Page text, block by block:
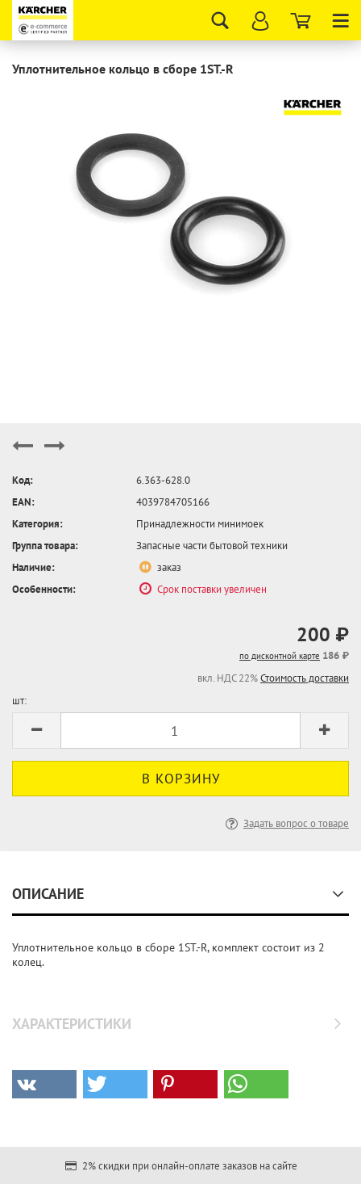
Уплотнительное кольцо в сборе 1ST.-R
Код:
6.363-628.0
EAN:
4039784705166
Категория:
Принадлежности минимоек
Группа товара:
Запасные части бытовой техники
Наличие:
заказ
Особенности:
Срок поставки увеличен
200 ₽
по дисконтной карте 186 ₽
вкл. НДС 22%Стоимость доставки
шт:
Задать вопрос о товаре
ОПИСАНИЕ
Уплотнительное кольцо в сборе 1ST.-R, комплект состоит из 2
колец.
ХАРАКТЕРИСТИКИ
2% скидки при онлайн-оплате заказов на сайте